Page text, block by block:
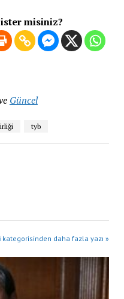
misiniz?
Güncel
tyb
kategorisinden daha fazla yazı »